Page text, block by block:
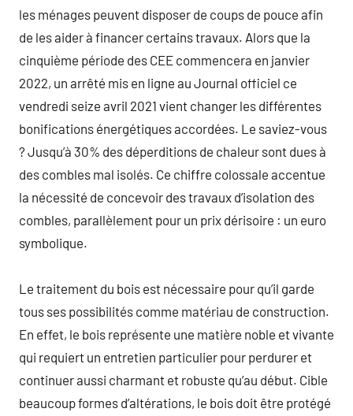
les ménages peuvent disposer de coups de pouce afin
de les aider à financer certains travaux. Alors que la
cinquième période des CEE commencera en janvier
2022, un arrêté mis en ligne au Journal officiel ce
vendredi seize avril 2021 vient changer les différentes
bonifications énergétiques accordées. Le saviez-vous
? Jusqu’à 30% des déperditions de chaleur sont dues à
des combles mal isolés. Ce chiffre colossale accentue
la nécessité de concevoir des travaux d’isolation des
combles, parallèlement pour un prix dérisoire : un euro
symbolique.
Le traitement du bois est nécessaire pour qu’il garde
tous ses possibilités comme matériau de construction.
En effet, le bois représente une matière noble et vivante
qui requiert un entretien particulier pour perdurer et
continuer aussi charmant et robuste qu’au début. Cible
beaucoup formes d’altérations, le bois doit être protégé